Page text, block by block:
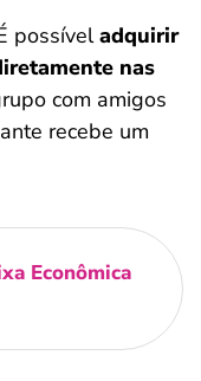
possíveladquirir
nas
com amigos
recebe um
Econômica